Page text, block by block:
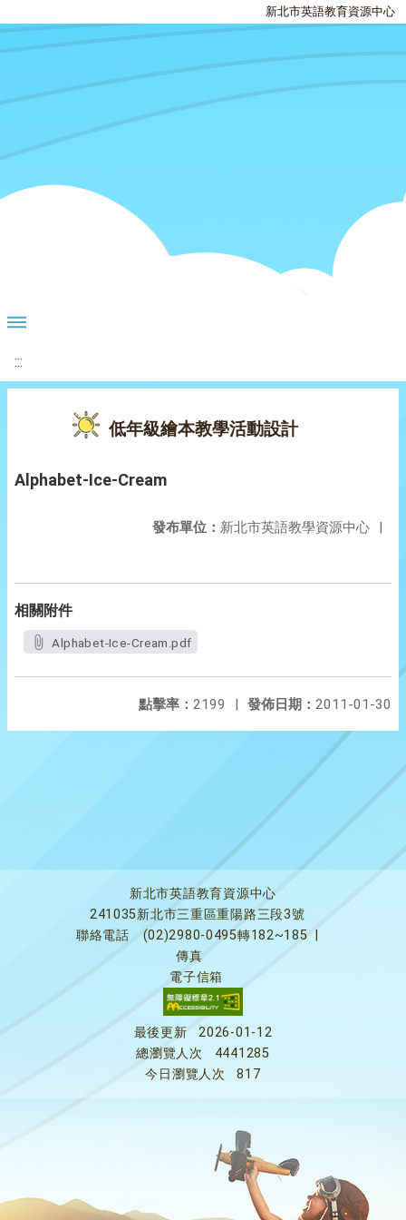
新北市英語教育資源中心
:::
低年級繪本教學活動設計
Alphabet-Ice-Cream
發布單位： 新北市英語教學資源中心 |
相關附件
Alphabet-Ice-Cream.pdf
發佈日期： 2011-01-30
點擊率： 2199 |
新北市英語教育資源中心
241035新北市三重區重陽路三段3號
聯絡電話
(02)2980-0495轉182~185
傳真
電子信箱
最後更新
2026-01-12
總瀏覽人次
4441285
今日瀏覽人次
817